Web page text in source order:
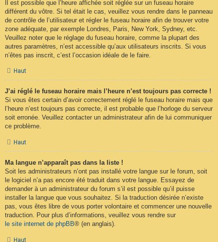
Il est possible que l’heure affichée soit réglée sur un fuseau horaire
différent du vôtre. Si tel était le cas, veuillez vous rendre dans le panneau
de contrôle de l’utilisateur et régler le fuseau horaire afin de trouver votre
zone adéquate, par exemple Londres, Paris, New York, Sydney, etc.
Veuillez noter que le réglage du fuseau horaire, comme la plupart des
autres paramètres, n’est accessible qu’aux utilisateurs inscrits. Si vous
n’êtes pas inscrit, c’est l’occasion idéale de le faire.
Haut
J’ai réglé le fuseau horaire mais l’heure n’est toujours pas correcte !
Si vous êtes certain d’avoir correctement réglé le fuseau horaire mais que
l’heure n’est toujours pas correcte, il est probable que l’horloge du serveur
soit erronée. Veuillez contacter un administrateur afin de lui communiquer
ce problème.
Haut
Ma langue n’apparaît pas dans la liste !
Soit les administrateurs n’ont pas installé votre langue sur le forum, soit
le logiciel n’a pas encore été traduit dans votre langue. Essayez de
demander à un administrateur du forum s’il est possible qu’il puisse
installer la langue que vous souhaitez. Si la traduction désirée n’existe
pas, vous êtes libre de vous porter volontaire et commencer une nouvelle
traduction. Pour plus d’informations, veuillez vous rendre sur
le site internet de phpBB® (en anglais).
Haut